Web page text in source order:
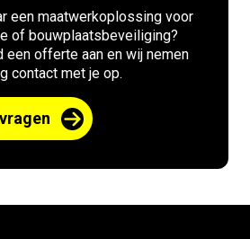
een maatwerkoplossing voor
of bouwplaatsbeveiliging?
een offerte aan en wij nemen
contact met je op.